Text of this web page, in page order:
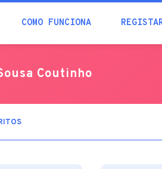
COMO FUNCIONA
Coutinho